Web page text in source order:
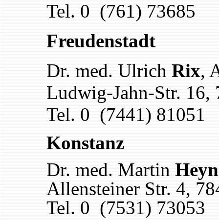
Tel. 0 (761) 73685
Freudenstadt
Dr. med. Ulrich Rix,
Ludwig-Jahn-Str. 16,
Tel. 0 (7441) 81051
Konstanz
Dr. med. Martin
Allensteiner Str. 4,
Tel. 0 (7531) 73053